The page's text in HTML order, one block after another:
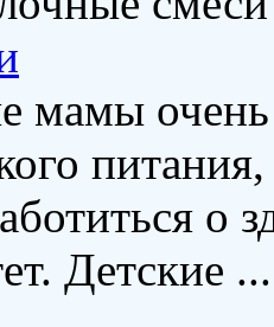
мамы очень
о
Детские ...